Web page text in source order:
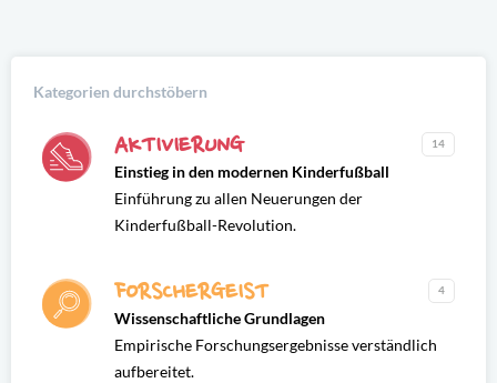
Kategorien durchstöbern
AKTIVIERUNG 14
Einstieg in den modernen Kinderfußball
Einführung zu allen Neuerungen der
Kinderfußball-Revolution.
FORSCHERGEIST 4
Wissenschaftliche Grundlagen
Empirische Forschungsergebnisse verständlich
aufbereitet.